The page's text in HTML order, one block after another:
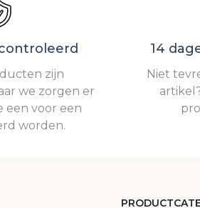
zijn
we zorgen er
een voor een
worden.
14
Niet